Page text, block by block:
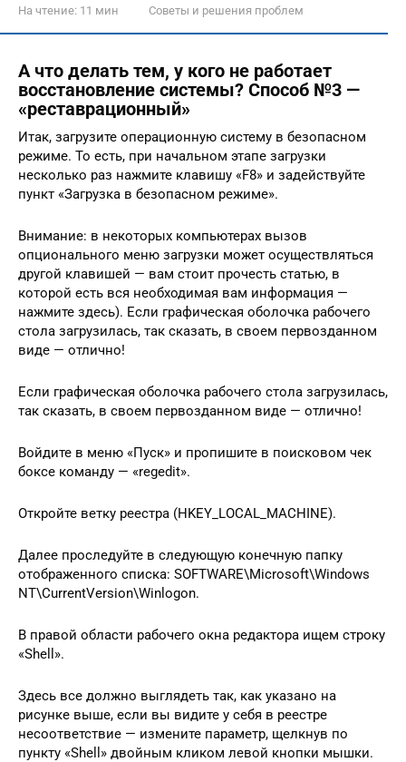
На чтение: 11 мин Советы и решения проблем
А что делать тем, у кого не работает
восстановление системы? Способ №3 —
«реставрационный»
Итак, загрузите операционную систему в безопасном
режиме. То есть, при начальном этапе загрузки
несколько раз нажмите клавишу «F8» и задействуйте
пункт «Загрузка в безопасном режиме».
Внимание: в некоторых компьютерах вызов
опционального меню загрузки может осуществляться
другой клавишей — вам стоит прочесть статью, в
которой есть вся необходимая вам информация —
нажмите здесь). Если графическая оболочка рабочего
стола загрузилась, так сказать, в своем первозданном
виде — отлично!
Если графическая оболочка рабочего стола загрузилась,
так сказать, в своем первозданном виде — отлично!
Войдите в меню «Пуск» и пропишите в поисковом чек
боксе команду — «regedit».
Откройте ветку реестра (HKEY_LOCAL_MACHINE).
Далее проследуйте в следующую конечную папку
отображенного списка: SOFTWARE\Microsoft\Windows
NT\CurrentVersion\Winlogon.
В правой области рабочего окна редактора ищем строку
«Shell».
Здесь все должно выглядеть так, как указано на
рисунке выше, если вы видите у себя в реестре
несоответствие — измените параметр, щелкнув по
пункту «Shell» двойным кликом левой кнопки мышки.